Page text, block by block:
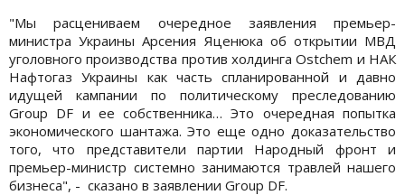
"Мы расцениваем очередное заявления премьер-
министра Украины Арсения Яценюка об открытии МВД
уголовного производства против холдинга Ostchem и НАК
Нафтогаз Украины как часть спланированной и давно
идущей кампании по политическому преследованию
Group DF и ее собственника… Это очередная попытка
экономического шантажа. Это еще одно доказательство
того, что представители партии Народный фронт и
премьер-министр системно занимаются травлей нашего
бизнеса", - сказано в заявлении Group DF.